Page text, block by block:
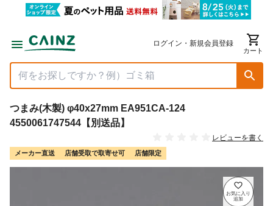
ログイン・新規会員登録
カート
つまみ(木製) φ40x27mm EA951CA-124
4550061747544【別送品】
レビューを書く
メーカー直送 店舗受取で取寄せ可 店舗限定